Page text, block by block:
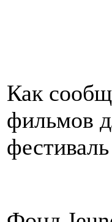
Как
фильмов